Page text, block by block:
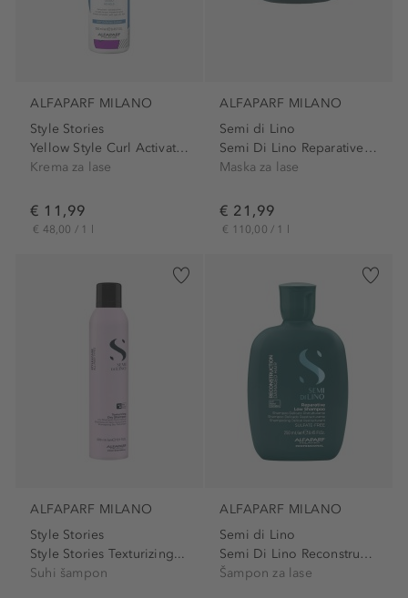
ALFAPARF MILANO
Style Stories
Yellow Style Curl Activator
Krema za lase
€ 11,99
€ 48,00 / 1 l
ALFAPARF MILANO
Semi di Lino
Semi Di Lino Reparative Mask
Maska za lase
€ 21,99
€ 110,00 / 1 l
ALFAPARF MILANO
Style Stories
Style Stories Texturizing...
Suhi šampon
ALFAPARF MILANO
Semi di Lino
Semi Di Lino Reconstruction...
Šampon za lase